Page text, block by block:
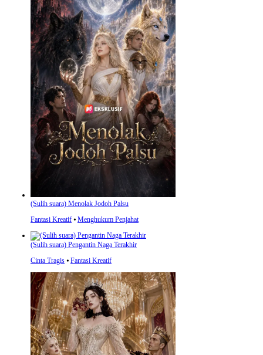
(Sulih suara) Menolak Jodoh Palsu
Fantasi Kreatif ⦁ Menghukum Penjahat
(Sulih suara) Pengantin Naga Terakhir
Cinta Tragis ⦁ Fantasi Kreatif